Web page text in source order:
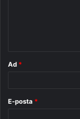
Ad *
E-posta *